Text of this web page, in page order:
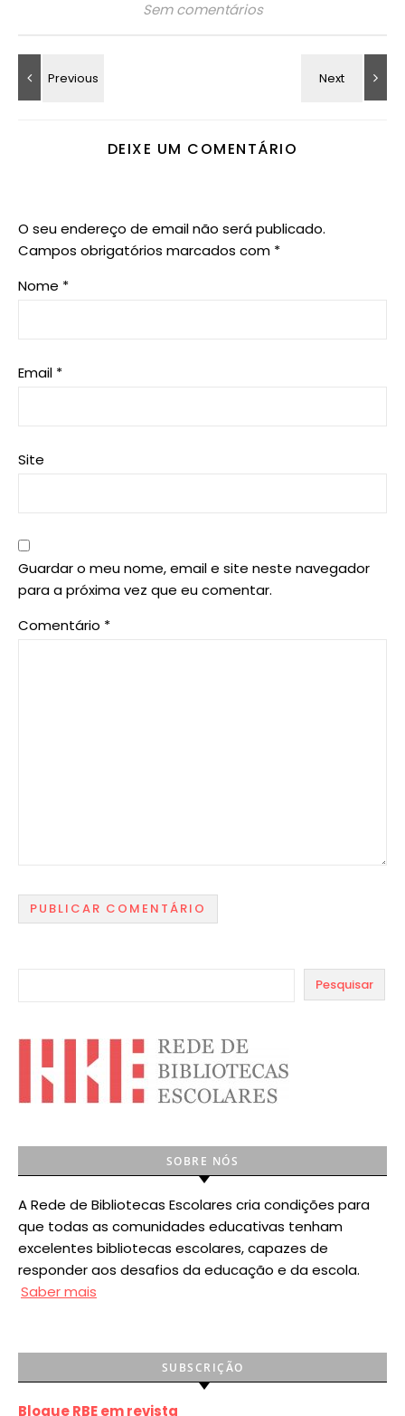
Sem comentários
DEIXE UM COMENTÁRIO
O seu endereço de email não será publicado.
Campos obrigatórios marcados com *
Nome *
Email *
Site
Guardar o meu nome, email e site neste navegador
para a próxima vez que eu comentar.
Comentário *
Pesquisar
SOBRE NÓS
A Rede de Bibliotecas Escolares cria condições para
que todas as comunidades educativas tenham
excelentes bibliotecas escolares, capazes de
responder aos desafios da educação e da escola.
Saber mais
SUBSCRIÇÃO
Blogue RBE em revista